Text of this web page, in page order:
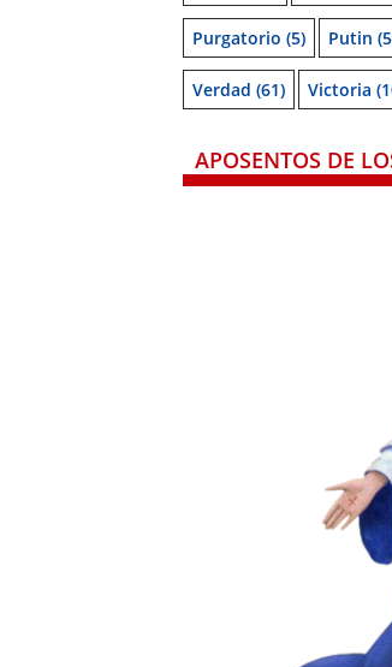
Purgatorio (5) Putin
Verdad (61) Victoria
APOSENTOS DE